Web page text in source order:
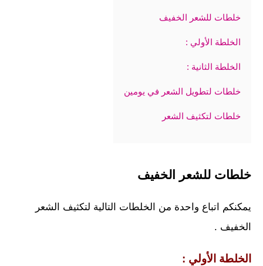
خلطات للشعر الخفيف
الخلطة الأولي :
الخلطة الثانية :
خلطات لتطويل الشعر في يومين
خلطات لتكثيف الشعر
خلطات للشعر الخفيف
يمكنكم اتباع واحدة من الخلطات التالية لتكثيف الشعر
الخفيف .
الخلطة الأولي :